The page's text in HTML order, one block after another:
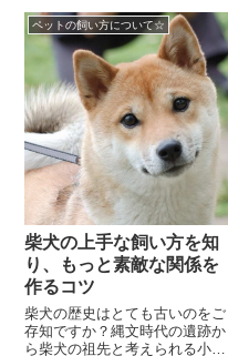
ベタはとても個性的な魚です。
性格も大変凶暴です。...
ペットの飼い方について☆
柴犬の上手な飼い方を知
り、もっと素敵な関係を
作るコツ
柴犬の歴史はとても古いのをご
存知ですか？縄文時代の遺跡か
ら柴犬の祖先と考えられる小型